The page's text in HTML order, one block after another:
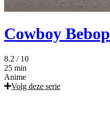
Cowboy Bebop
8.2 / 10
25 min
Anime
Volg deze serie